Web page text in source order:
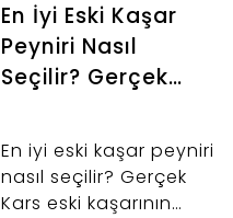
En İyi Eski Kaşar
Peyniri Nasıl
Seçilir? Gerçek
Püf Noktaları
En iyi eski kaşar peyniri
nasıl seçilir? Gerçek
Kars eski kaşarının